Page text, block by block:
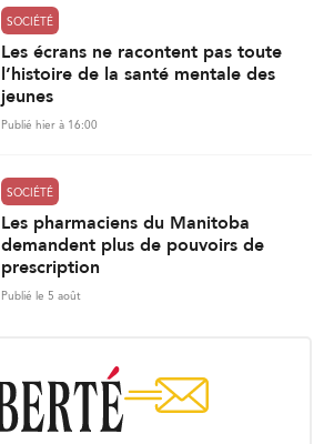
SOCIÉTÉ
Les écrans ne racontent pas toute
l’histoire de la santé mentale des
jeunes
Publié hier à 16:00
SOCIÉTÉ
Les pharmaciens du Manitoba
demandent plus de pouvoirs de
prescription
Publié le 5 août